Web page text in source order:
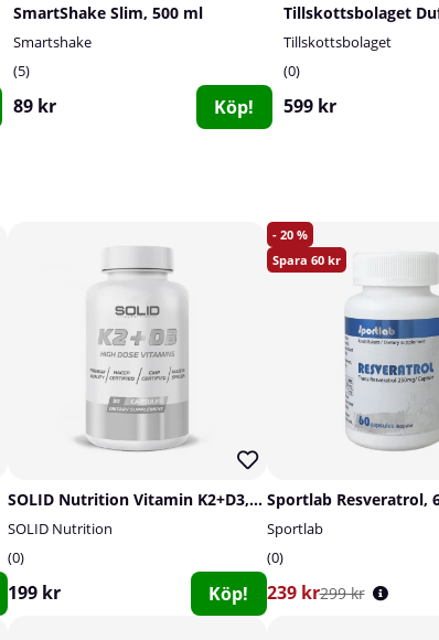
SmartShake Slim, 500 ml
Smartshake
5
89 kr Köp!
Tillskottsbolaget
Tillskottsbolaget
0
599 kr
SOLID Nutrition Vitamin K2+D3, 90 caps
SOLID Nutrition
0
199 kr Köp!
20
60
Sportlab Resveratrol,
Sportlab
0
239 kr299 kr